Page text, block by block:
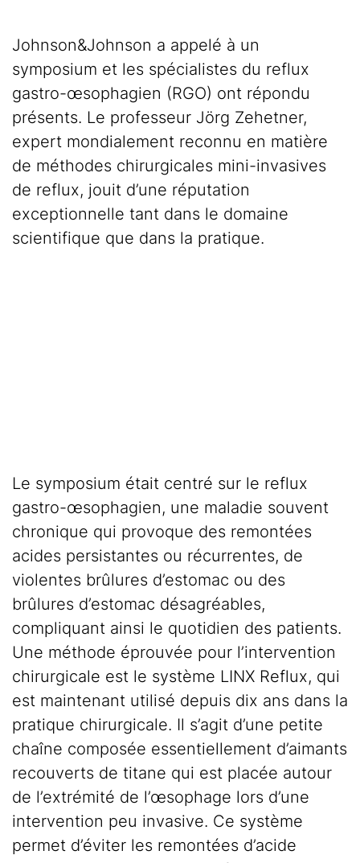
Johnson&Johnson a appelé à un
symposium et les spécialistes du reflux
gastro-œsophagien (RGO) ont répondu
présents. Le professeur Jörg Zehetner,
expert mondialement reconnu en matière
de méthodes chirurgicales mini-invasives
de reflux, jouit d’une réputation
exceptionnelle tant dans le domaine
scientifique que dans la pratique.
Le symposium était centré sur le reflux
gastro-œsophagien, une maladie souvent
chronique qui provoque des remontées
acides persistantes ou récurrentes, de
violentes brûlures d’estomac ou des
brûlures d’estomac désagréables,
compliquant ainsi le quotidien des patients.
Une méthode éprouvée pour l’intervention
chirurgicale est le système LINX Reflux, qui
est maintenant utilisé depuis dix ans dans la
pratique chirurgicale. Il s’agit d’une petite
chaîne composée essentiellement d’aimants
recouverts de titane qui est placée autour
de l’extrémité de l’œsophage lors d’une
intervention peu invasive. Ce système
permet d’éviter les remontées d’acide